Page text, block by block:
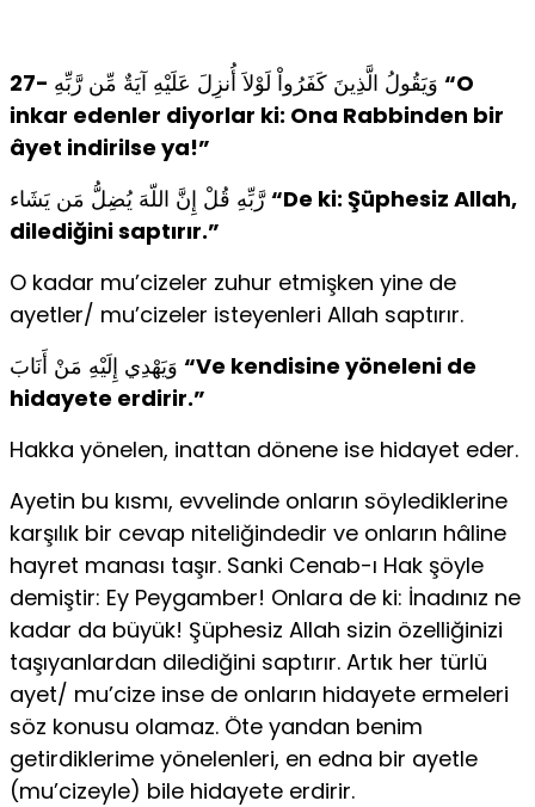
27-
“O
inkar edenler diyorlar ki: Ona Rabbinden bir
âyet indirilse ya!”
رَّبِّهِ قُلْ إِنَّ اللّهَ يُضِلُّ مَن يَشَاء“De ki: Şüphesiz Allah,
dilediğini saptırır.”
O kadar mu’cizeler zuhur etmişken yine de
ayetler/ mu’cizeler isteyenleri Allah saptırır.
“Ve kendisine yöneleni de
hidayete erdirir.”
Hakka yönelen, inattan dönene ise hidayet eder.
Ayetin bu kısmı, evvelinde onların söylediklerine
karşılık bir cevap niteliğindedir ve onların hâline
hayret manası taşır. Sanki Cenab-ı Hak şöyle
demiştir: Ey Peygamber! Onlara de ki: İnadınız ne
kadar da büyük! Şüphesiz Allah sizin özelliğinizi
taşıyanlardan dilediğini saptırır. Artık her türlü
ayet/ mu’cize inse de onların hidayete ermeleri
söz konusu olamaz. Öte yandan benim
getirdiklerime yönelenleri, en edna bir ayetle
(mu’cizeyle) bile hidayete erdirir.